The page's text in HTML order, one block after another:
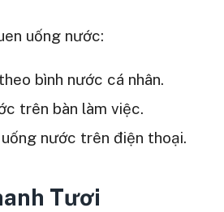
uống nước:
bình nước cá nhân.
trên bàn làm việc.
nước trên điện thoại.
Tươi